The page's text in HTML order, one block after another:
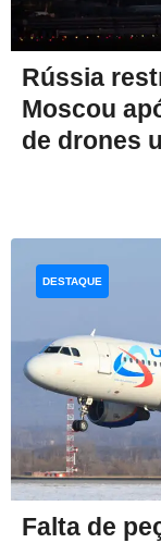
Rússia
Moscou
de drones
Falta de
DESTAQUE